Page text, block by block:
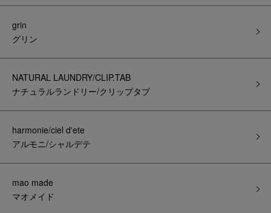
grin
グリン
NATURAL LAUNDRY/CLIP.TAB
ナチュラルランドリー/クリップタブ
harmonie/ciel d'ete
アルモニ/シャルデテ
mao made
マオメイド